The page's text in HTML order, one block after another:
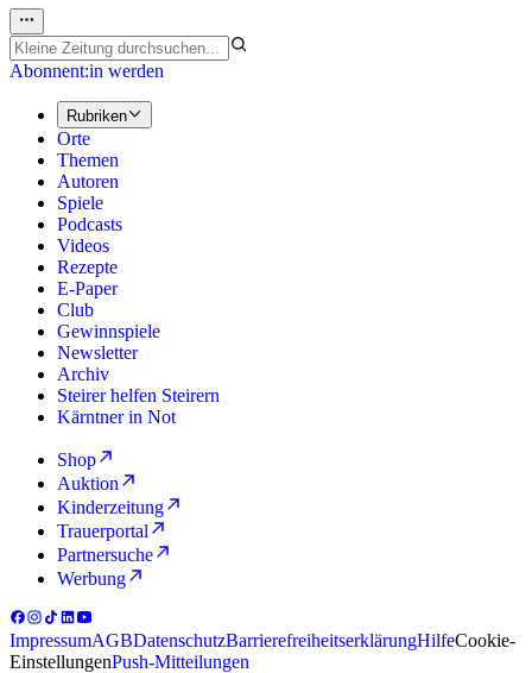
Abonnent:in werden
Rubriken
Orte
Themen
Autoren
Spiele
Podcasts
Videos
Rezepte
E-Paper
Club
Gewinnspiele
Newsletter
Archiv
Steirer helfen Steirern
Kärntner in Not
Shop
Auktion
Kinderzeitung
Trauerportal
Partnersuche
Werbung
ImpressumAGBDatenschutzBarrierefreiheitserklärungHilfeCookie-
EinstellungenPush-Mitteilungen